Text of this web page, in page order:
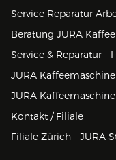
Service Reparatur
Beratung JURA
Service & Reparatur -
JURA
JURA
Kontakt / Filiale
Filiale Zürich - JURA